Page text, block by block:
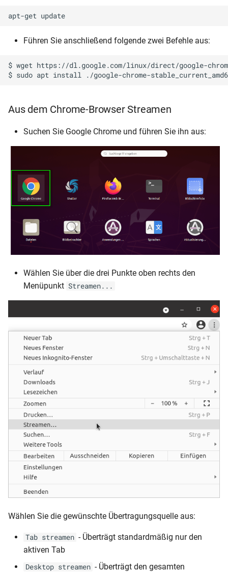
Führen Sie anschließend folgende zwei Befehle aus:
$ wget https://dl.google.com/linux/direct/google-
Aus dem Chrome-Browser Streamen
Suchen Sie Google Chrome und führen Sie ihn aus:
Wählen Sie über die drei Punkte oben rechts den
Menüpunkt Streamen...
Wählen Sie die gewünschte Übertragungsquelle aus:
Tab streamen - Überträgt standardmäßig nur den
aktiven Tab
Desktop streamen - Überträgt den gesamten